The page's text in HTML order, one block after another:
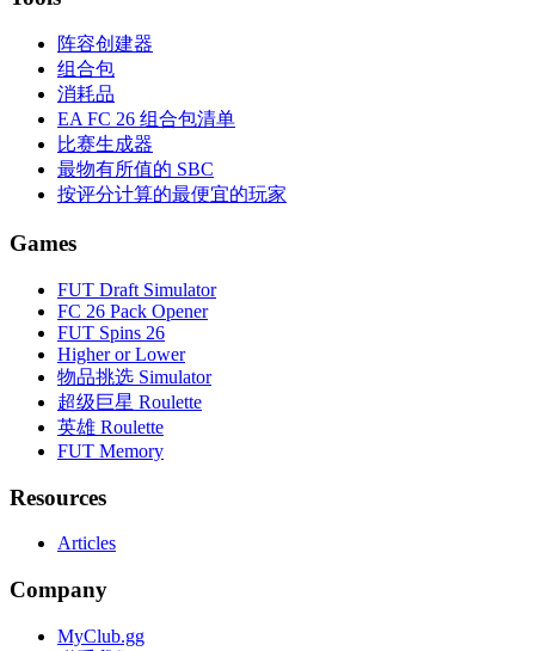
阵容创建器
组合包
消耗品
EA FC 26 组合包清单
比赛生成器
最物有所值的 SBC
按评分计算的最便宜的玩家
Games
FUT Draft Simulator
FC 26 Pack Opener
FUT Spins 26
Higher or Lower
物品挑选 Simulator
超级巨星 Roulette
英雄 Roulette
FUT Memory
Resources
Articles
Company
MyClub.gg